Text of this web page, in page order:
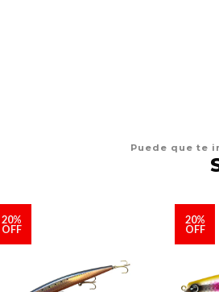
Puede que te
20%
OFF
20%
OFF